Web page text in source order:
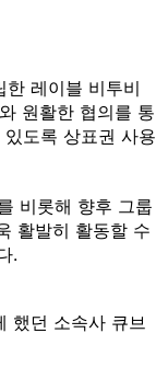
레이블 비투비
원활한 협의를 통
도록 상표권 사용
비롯해 향후 그룹
활발히 활동할 수
.
했던 소속사 큐브